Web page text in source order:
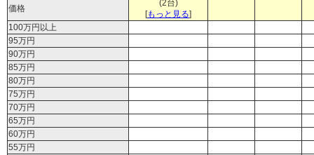
(2台)
[もっと見る]
価格
100万円以上
95万円
90万円
85万円
80万円
75万円
70万円
65万円
60万円
55万円